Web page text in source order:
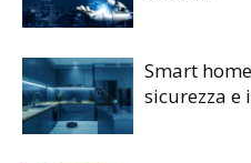
Smart
sicurezza